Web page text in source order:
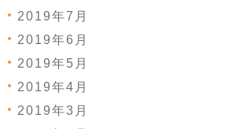
2019年7月
2019年6月
2019年5月
2019年4月
2019年3月